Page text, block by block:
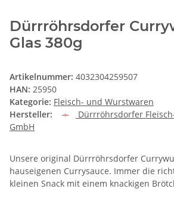
Dürrröhrsdorfer
Glas 380g
Artikelnummer: 4032304259507
HAN: 25950
Kategorie: Fleisch- und Wurstwaren
Hersteller:
Dürrröhrsdorfer
GmbH
Unsere original Dürrröhrsdorfer
hauseigenen Currysauce. Immer die
kleinen Snack mit einem knackigen